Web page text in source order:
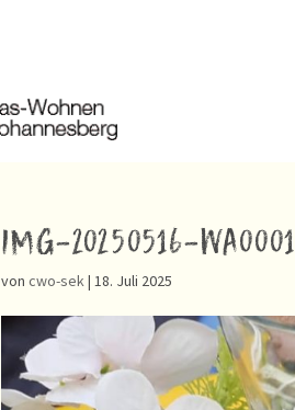
IMG-20250516-WA0001
voncwo-sek|18. Juli 2025